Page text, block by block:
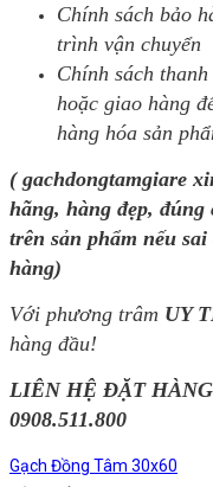
Chính sách bảo
trình vận chuyển
Chính sách
hoặc giao hàng
hàng hóa sản
( gachdongtamgiare
hãng, hàng đẹp,
trên sản phẩm nếu
hàng)
Với phương trâm UY
hàng đầu!
LIÊN HỆ ĐẶT
0908.511.800
Gạch Đồng Tâm 30x60